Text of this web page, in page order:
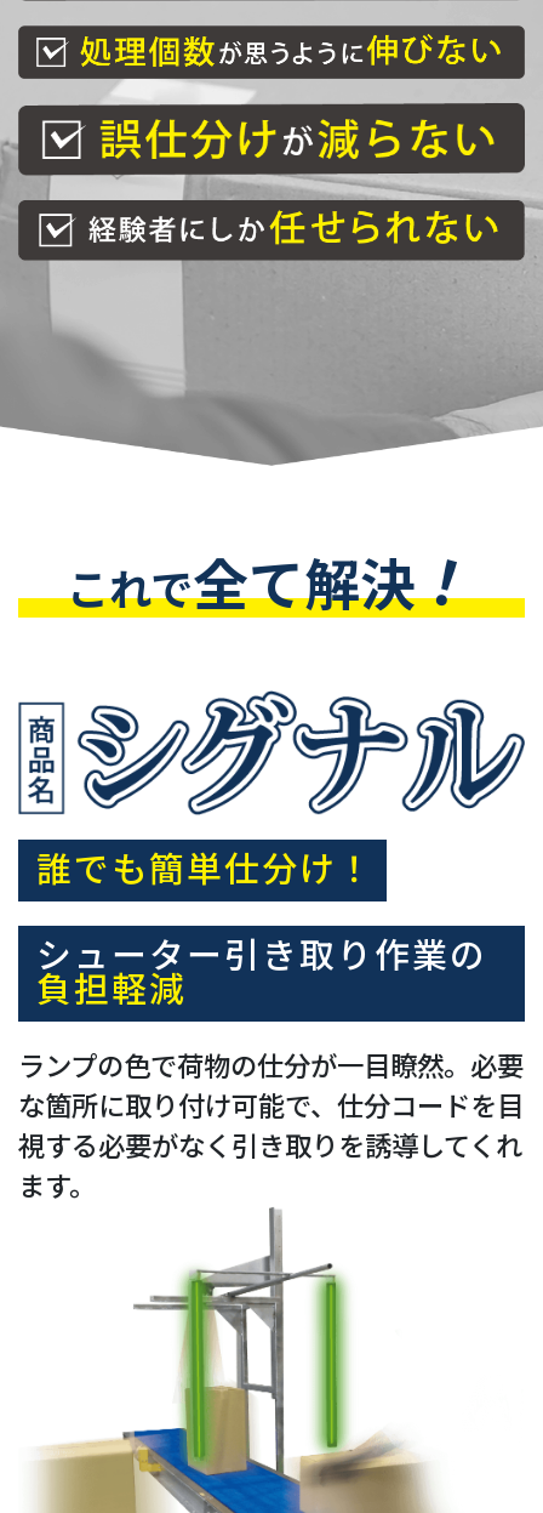
これで全て解決！
誰でも簡単仕分け！
シューター引き取り作業の
負担軽減
ランプの色で荷物の仕分が一目瞭然。必要
な箇所に取り付け可能で、仕分コードを目
視する必要がなく引き取りを誘導してくれ
ます。